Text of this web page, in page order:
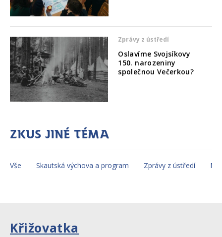
Zprávy z ústředí
Oslavíme Svojsíkovy
150. narozeniny
společnou Večerkou?
Zkus jiné téma
Vše Skautská výchova a program Zprávy z ústředí
Křižovatka